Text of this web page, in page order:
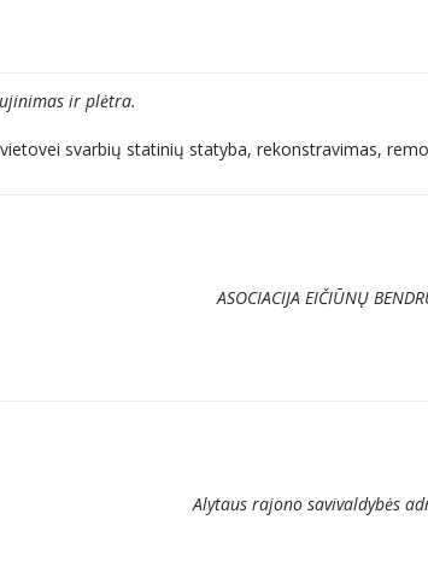
ir plėtra.
svarbių statinių statyba, rekonstravimas,
ASOCIACIJA EIČIŪNŲ
Alytaus rajono savivaldybės